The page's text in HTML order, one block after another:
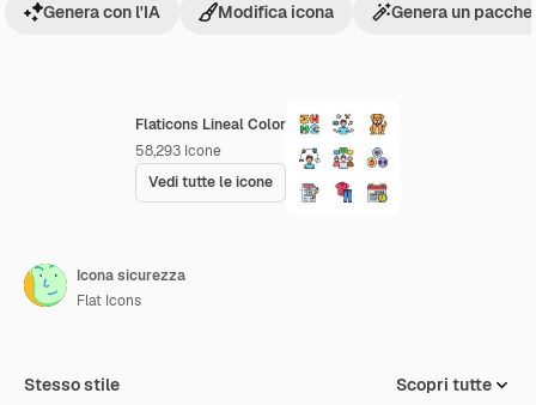
Flaticons Lineal Color
58,293 Icone
Vedi tutte le icone
Genera con l'IA Modifica icona Genera un
Icona sicurezza
Flat Icons
Stesso stile Scopri tutte